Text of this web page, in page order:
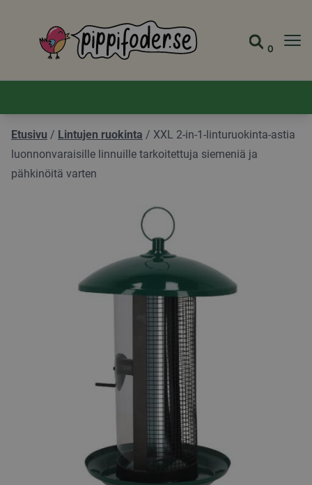
Pippifoder logo Siirry
0
Etusivu / Lintujen ruokinta / XXL 2-in-1-linturuokinta-astia
luonnonvaraisille linnuille tarkoitettuja siemeniä ja
pähkinöitä varten